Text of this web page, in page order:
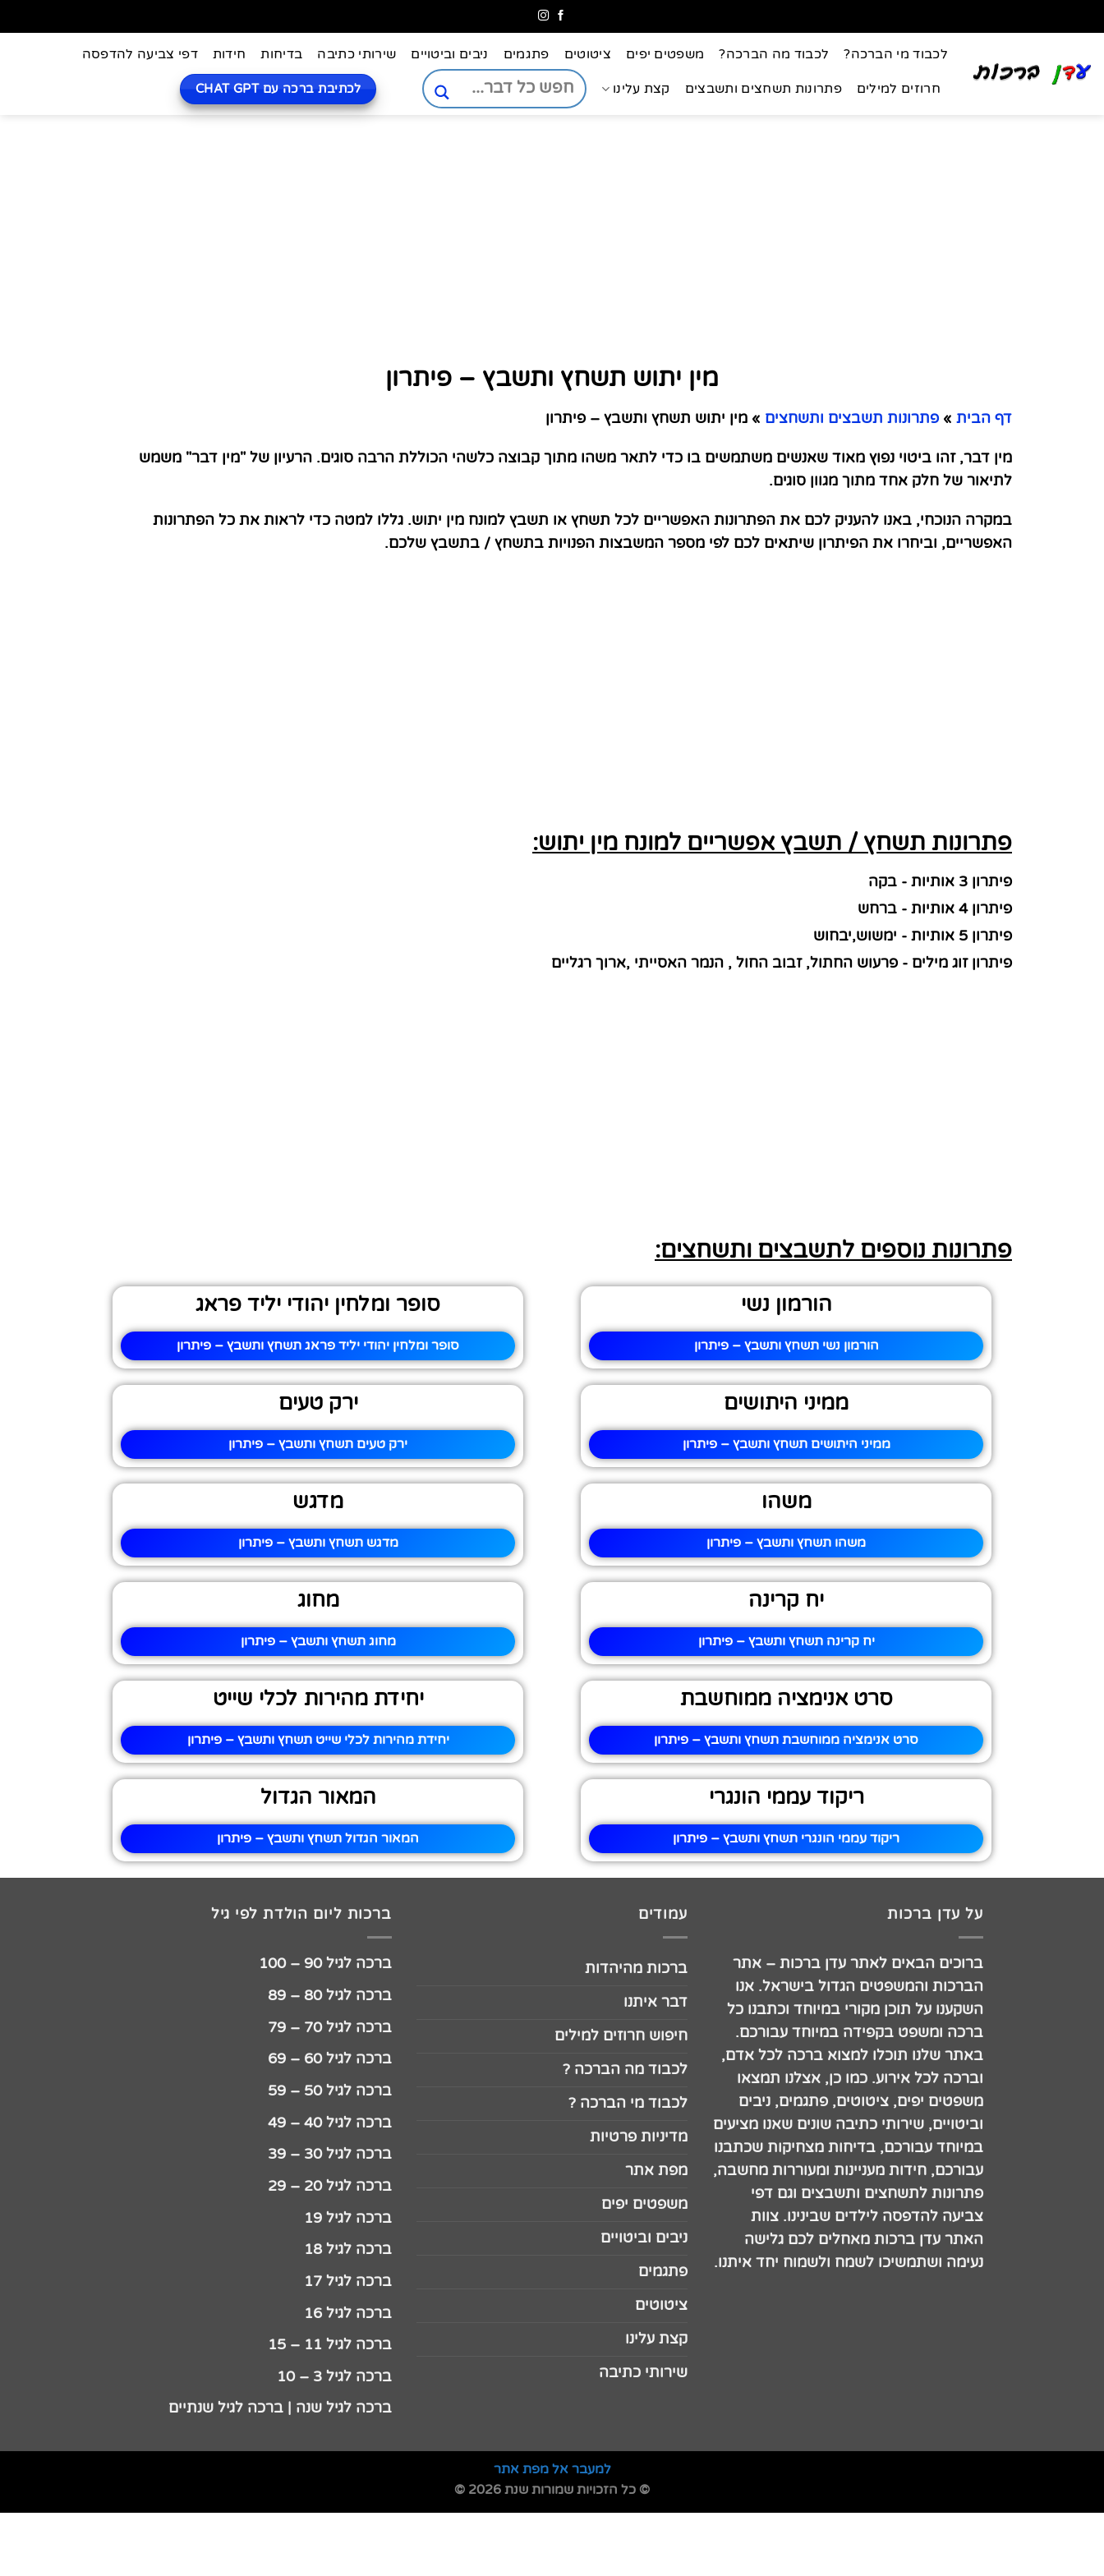
לכבוד מי הברכה? לכבוד מה הברכה? משפטים יפים ציטוטים פתגמים ניבים וביטויים שירותי כתיבה בדיחות חידות דפי צביעה להדפסה
חרוזים למילים פתרונות תשחצים ותשבצים קצת עלינו לכתיבת ברכה עם CHAT GPT
מין יתוש תשחץ ותשבץ – פיתרון
דף הבית » פתרונות תשבצים ותשחצים » מין יתוש תשחץ ותשבץ – פיתרון
מין דבר, זהו ביטוי נפוץ מאוד שאנשים משתמשים בו כדי לתאר משהו מתוך קבוצה כלשהי הכוללת הרבה סוגים. הרעיון של "מין דבר" משמש
לתיאור של חלק אחד מתוך מגוון סוגים.
במקרה הנוכחי, באנו להעניק לכם את הפתרונות האפשריים לכל תשחץ או תשבץ למונח מין יתוש. גללו למטה כדי לראות את כל הפתרונות
האפשריים, וביחרו את הפיתרון שיתאים לכם לפי מספר המשבצות הפנויות בתשחץ / בתשבץ שלכם.
פתרונות תשחץ / תשבץ אפשריים למונח מין יתוש:
פיתרון 3 אותיות - בקה
פיתרון 4 אותיות - ברחש
פיתרון 5 אותיות - ימשוש,יבחוש
פיתרון זוג מילים - פרעוש החתול, זבוב החול , הנמר האסייתי ,ארוך רגליים
פתרונות נוספים לתשבצים ותשחצים:
הורמון נשי
הורמון נשי תשחץ ותשבץ – פיתרון
סופר ומלחין יהודי יליד פראג
סופר ומלחין יהודי יליד פראג תשחץ ותשבץ – פיתרון
ממיני היתושים
ממיני היתושים תשחץ ותשבץ – פיתרון
ירק טעים
ירק טעים תשחץ ותשבץ – פיתרון
משהו
משהו תשחץ ותשבץ – פיתרון
מדגש
מדגש תשחץ ותשבץ – פיתרון
יח קרינה
יח קרינה תשחץ ותשבץ – פיתרון
מחוג
מחוג תשחץ ותשבץ – פיתרון
סרט אנימציה ממוחשבת
סרט אנימציה ממוחשבת תשחץ ותשבץ – פיתרון
יחידת מהירות לכלי שייט
יחידת מהירות לכלי שייט תשחץ ותשבץ – פיתרון
ריקוד עממי הונגרי
ריקוד עממי הונגרי תשחץ ותשבץ – פיתרון
המאור הגדול
המאור הגדול תשחץ ותשבץ – פיתרון
על עדן ברכות
ברוכים הבאים לאתר עדן ברכות – אתר
הברכות והמשפטים הגדול בישראל. אנו
השקענו על תוכן מקורי במיוחד וכתבנו כל
ברכה ומשפט בקפידה במיוחד עבורכם.
באתר שלנו תוכלו למצוא ברכה לכל אדם,
וברכה לכל אירוע. כמו כן, אצלנו תמצאו
משפטים יפים, ציטוטים, פתגמים, ניבים
וביטויים, שירותי כתיבה שונים שאנו מציעים
במיוחד עבורכם, בדיחות מצחיקות שכתבנו
עבורכם, חידות מעניינות ומעוררות מחשבה,
פתרונות לתשחצים ותשבצים וגם דפי
צביעה להדפסה לילדים שבינינו. צוות
האתר עדן ברכות מאחלים לכם גלישה
נעימה ושתמשיכו לשמח ולשמוח יחד איתנו.
עמודים
ברכות מהיהדות
דבר איתנו
חיפוש חרוזים למילים
לכבוד מה הברכה ?
לכבוד מי הברכה ?
מדיניות פרטיות
מפת אתר
משפטים יפים
ניבים וביטויים
פתגמים
ציטוטים
קצת עלינו
שירותי כתיבה
ברכות ליום הולדת לפי גיל
ברכה לגיל 90 – 100
ברכה לגיל 80 – 89
ברכה לגיל 70 – 79
ברכה לגיל 60 – 69
ברכה לגיל 50 – 59
ברכה לגיל 40 – 49
ברכה לגיל 30 – 39
ברכה לגיל 20 – 29
ברכה לגיל 19
ברכה לגיל 18
ברכה לגיל 17
ברכה לגיל 16
ברכה לגיל 11 – 15
ברכה לגיל 3 – 10
ברכה לגיל שנה | ברכה לגיל שנתיים
למעבר אל מפת אתר
© כל הזכויות שמורות שנת 2026 ©